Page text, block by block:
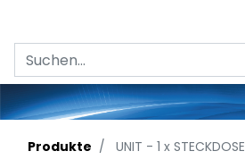
Produkte UNIT - 1 x STECKDOSE